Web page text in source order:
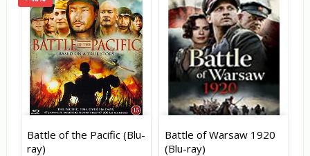
Battle of the Pacific (Blu-
ray)
Battle of Warsaw 1920
(Blu-ray)